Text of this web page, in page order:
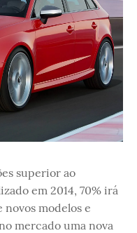
superior ao
em 2014, 70% irá
modelos e
mercado uma nova